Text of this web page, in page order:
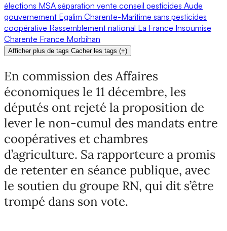
élections MSA séparation vente conseil pesticides Aude
gouvernement Egalim Charente-Maritime sans pesticides
coopérative Rassemblement national La France Insoumise
Charente France Morbihan
Afficher plus de tags Cacher les tags (+)
En commission des Affaires
économiques le 11 décembre, les
députés ont rejeté la proposition de
lever le non-cumul des mandats entre
coopératives et chambres
d’agriculture. Sa rapporteure a promis
de retenter en séance publique, avec
le soutien du groupe RN, qui dit s’être
trompé dans son vote.